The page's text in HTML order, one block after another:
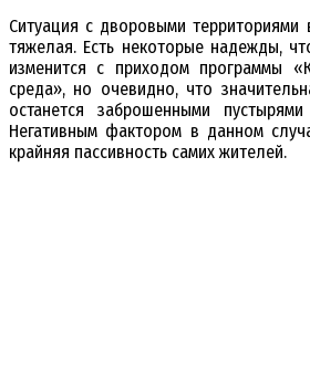
Ситуация с дворовыми
тяжелая. Есть некоторые надежды,
изменится с приходом программы
среда», но очевидно, что
останется заброшенными
Негативным фактором в данном
крайняя пассивность самих жителей.